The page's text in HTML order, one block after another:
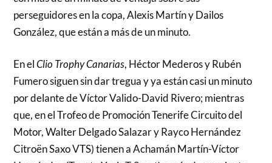
perseguidores en la copa, Alexis Martín y Dailos
González, que están a más de un minuto.
En elClio Trophy Canarias, Héctor Mederos y Rubén
Fumero siguen sin dar tregua y ya están casi un minuto
por delante de Víctor Valido-David Rivero; mientras
que, en el Trofeo de Promoción Tenerife Circuito del
Motor, Walter Delgado Salazar y Rayco Hernández
Citroën Saxo VTS) tienen a Achamán Martín-Víctor